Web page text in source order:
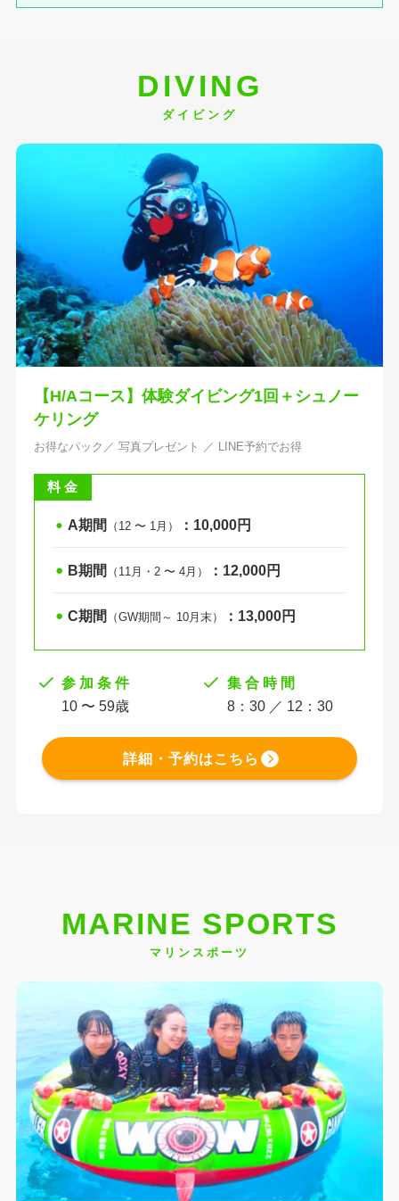
DIVING
ダイビング
【H/Aコース】体験ダイビング1回＋シュノー
ケリング
お得なパック／ 写真プレゼント ／ LINE予約でお得
料 金
⚫︎A期間 （12 〜 1月） ：10,000円
⚫︎ B期間 （11月・2 〜 4月） ：12,000円
⚫︎C期間 （GW期間～ 10月末） ：13,000円
参 加 条 件
10 〜 59歳
集 合 時 間
8：30 ／ 12：30
詳細・予約はこちら
MARINE SPORTS
マリンスポーツ